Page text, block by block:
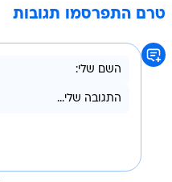
טרם התפרסמו תגובות